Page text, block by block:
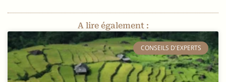
A lire également :
​CONSEILS D'EXPERTS